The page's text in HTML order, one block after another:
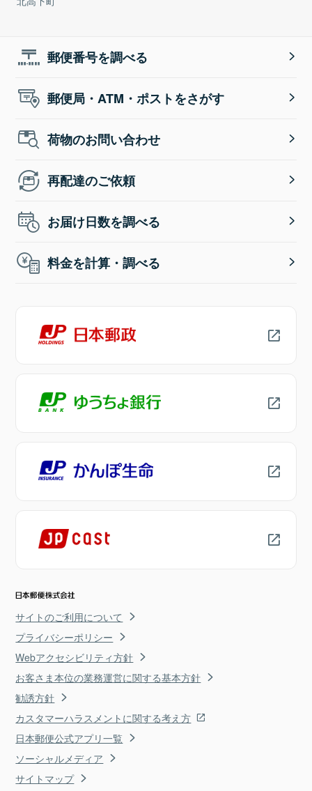
郵便番号を調べる
郵便局・ATM・ポストをさがす
荷物のお問い合わせ
再配達のご依頼
お届け日数を調べる
料金を計算・調べる
サイトのご利用について
プライバシーポリシー
Webアクセシビリティ方針
お客さま本位の業務運営に関する基本方針
勧誘方針
カスタマーハラスメントに関する考え方
日本郵便公式アプリ一覧
ソーシャルメディア
サイトマップ